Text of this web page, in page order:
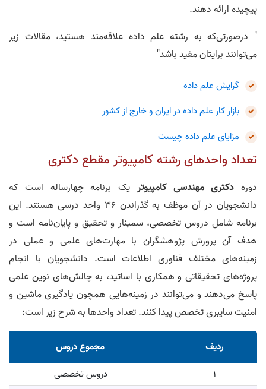
پیچیده ارائه دهند.
" درصورتی‌که به رشته علم داده علاقه‌مند هستید، مقالات زیر
می‌توانند برایتان مفید باشد"
گرایش علم داده
بازار کار علم داده در ایران و خارج از کشور
مزایای علم داده چیست
تعداد واحد‌های رشته کامپیوتر مقطع دکتری
دوره‌ دکتری مهندسی کامپیوتر یک برنامه‌ چهار‌ساله است که
دانشجویان در آن موظف به گذراندن ۳۶ واحد درسی هستند. این
برنامه شامل دروس تخصصی، سمینار و تحقیق و پایان‌نامه است و
هدف آن پرورش پژوهشگران با مهارت‌های علمی و عملی در
زمینه‌های مختلف فناوری اطلاعات است. دانشجویان با انجام
پروژه‌های تحقیقاتی و همکاری با اساتید، به چالش‌های نوین علمی
پاسخ می‌دهند و می‌توانند در زمینه‌هایی همچون یادگیری ماشین و
امنیت سایبری تخصص پیدا کنند. تعداد واحدها به شرح زیر است:
ردیف
مجموع دروس
1
دروس تخصصی